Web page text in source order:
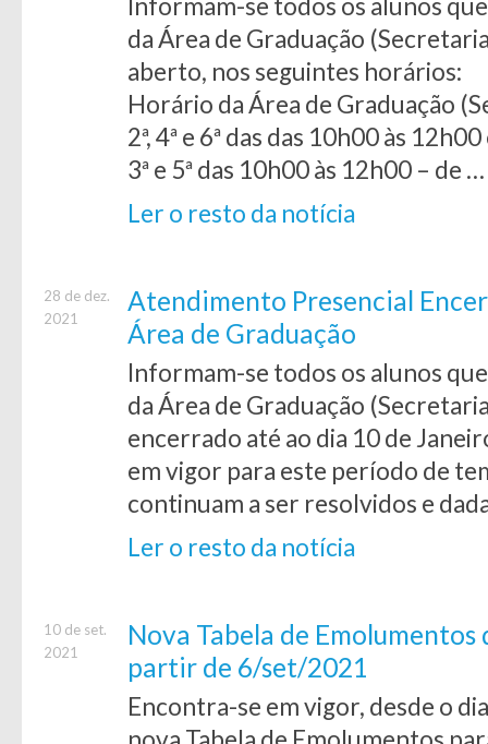
Informam-se todos os alunos
da Área de Graduação
aberto, nos seguintes horários:
Horário da Área de Graduação
2ª, 4ª e 6ª das das 10h00 às
3ª e 5ª das 10h00 às 12h00 – de …
Ler o resto da notícia
28 de dez.
2021
Atendimento Presencial
Área de Graduação
Informam-se todos os alunos
da Área de Graduação
encerrado até ao dia 10 de
em vigor para este período de
continuam a ser resolvidos e
Ler o resto da notícia
10 de set.
2021
Nova Tabela de
partir de 6/set/2021
Encontra-se em vigor, desde o